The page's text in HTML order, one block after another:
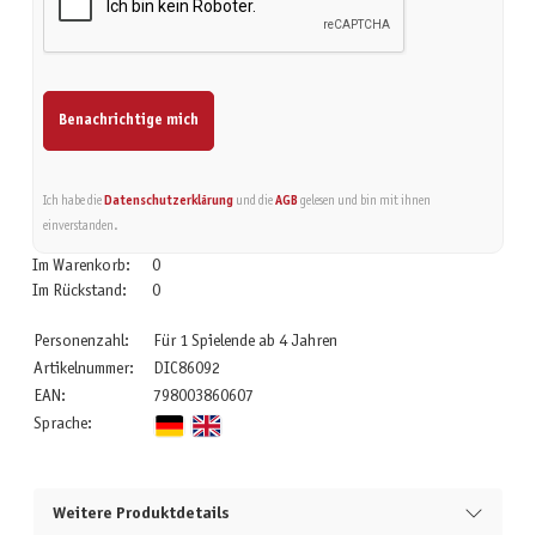
Benachrichtige mich
Ich habe die Datenschutzerklärungund die AGBgelesen und bin mit ihnen
einverstanden.
Im Warenkorb:
0
Im Rückstand:
0
Personenzahl:
Für 1 Spielende ab 4 Jahren
Artikelnummer:
DIC86092
EAN:
798003860607
Sprache:
Weitere Produktdetails